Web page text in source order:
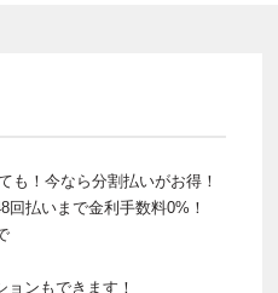
も！今なら分割払いがお得！
回払いまで金利手数料0%！
ョンもできます！